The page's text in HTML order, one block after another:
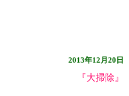
2013年12月20日
『大掃除』